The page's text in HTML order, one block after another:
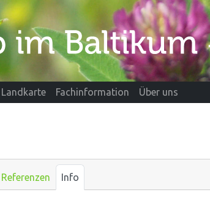
Landkarte Fachinformation Über uns
Referenzen Info